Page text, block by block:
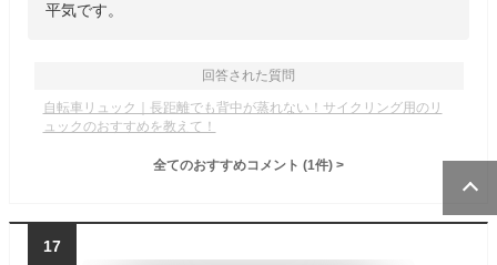
平気です。
回答された質問
自転車リュック｜長距離でも背中が蒸れない！サイクリング用のリ
ュックのおすすめを教えて！
全てのおすすめコメント (1件) >
17